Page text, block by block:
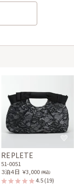
スト：D65)
梱包などもとてもキ
した。 ありがとうご
ただきたいと思いま
REPLETE
51-0051
３泊４日 ￥3,000 (税込)
4.5(19)